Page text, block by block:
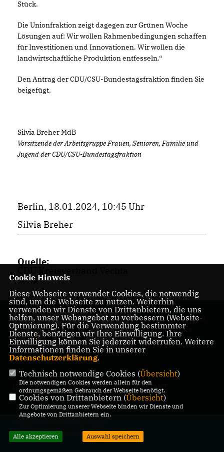
Stück.
Die Unionfraktion zeigt dagegen zur Grünen Woche
Lösungen auf: Wir wollen Rahmenbedingungen schaffen
für Investitionen und Innovationen. Wir wollen die
landwirtschaftliche Produktion entfesseln.“
Den Antrag der CDU/CSU-Bundestagsfraktion finden Sie
beigefügt.
Silvia Breher MdB
Vorsitzende der Arbeitsgruppe Frauen, Senioren, Familie und
Jugend der CDU/CSU-Bundestagsfraktion
Berlin, 18.01.2024, 10:45 Uhr
Silvia Breher
Quelle:
Homepage des CDU
Stadtverbandes
Damme
IMPRESSUM DATENSCHUTZ KONTAKT
Alle Rechte vorbehalten.
Cookie Hinweis
Diese Webseite verwendet Cookies, die notwendig
sind, um die Webseite zu nutzen. Weiterhin
verwenden wir Dienste von Drittanbietern, die uns
helfen, unser Webangebot zu verbessern (Website-
Optmierung). Für die Verwendung bestimmter
Dienste, benötigen wir Ihre Einwilligung. Ihre
Einwilligung können Sie jederzeit widerrufen. Weitere
Informationen finden Sie in unserer
Datenschutzerklärung.
Technisch notwendige Cookies (Übersicht)
Die notwendigen Cookies werden allein für den
ordnungsgemäßen Gebrauch der Webseite benötigt.
Cookies von Drittanbietern (Übersicht)
Zur Optimierung unserer Webseite binden wir Dienste und
Angebote von Drittanbietern ein.
Alle akzeptieren Auswahl speichern